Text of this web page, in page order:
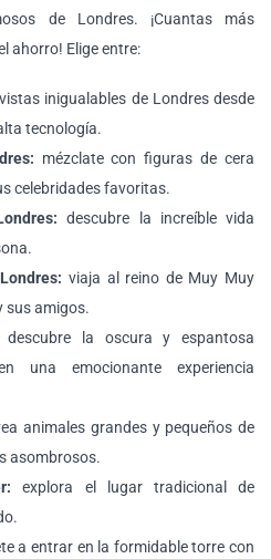
de Londres. ¡Cuantas más
ahorro! Elige entre:
inigualables de Londres desde
tecnología.
mézclate con figuras de cera
celebridades favoritas.
descubre la increíble vida
viaja al reino de Muy Muy
sus amigos.
descubre la oscura y espantosa
una emocionante experiencia
animales grandes y pequeños de
asombrosos.
explora el lugar tradicional de
a entrar en la formidable torre con